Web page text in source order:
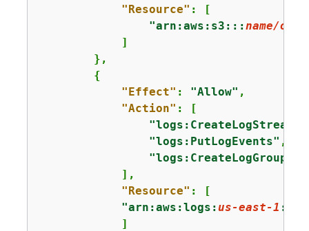
"Resource" : [
"arn:aws:s3:::name/of/
            ]
        },
{
"Effect" : "Allow" ,
"Action" : [
"logs:CreateLogStream"
"logs:PutLogEvents" ,
"logs:CreateLogGroup"
            ],
"Resource" : [
"arn:aws:logs:us-east-1 :
            ]